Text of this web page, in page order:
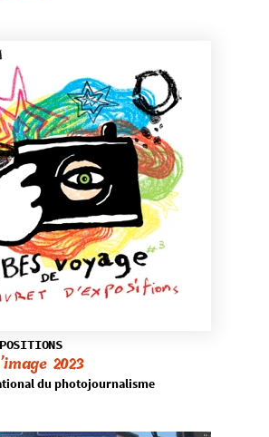
2023
du photojournalisme